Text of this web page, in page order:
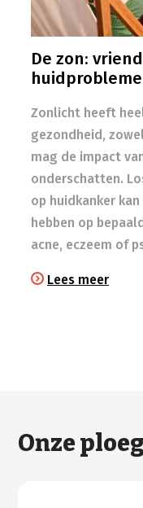
De zon:
Zonlicht heeft
gezondheid,
mag de impact
onderschatten.
op huidkanker
hebben op
acne, eczeem of
Lees meer
Onze ploeg